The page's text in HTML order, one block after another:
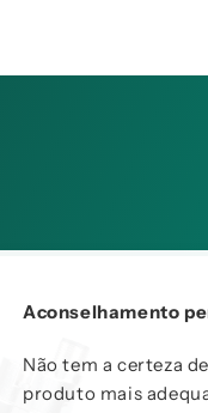
Aconselhamento
Não tem a certeza
produto mais